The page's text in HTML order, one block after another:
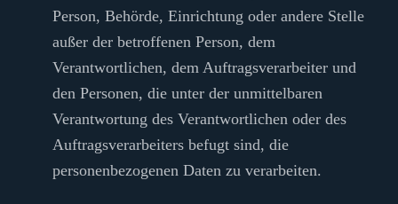
Person, Behörde, Einrichtung oder andere Stelle
außer der betroffenen Person, dem
Verantwortlichen, dem Auftragsverarbeiter und
den Personen, die unter der unmittelbaren
Verantwortung des Verantwortlichen oder des
Auftragsverarbeiters befugt sind, die
personenbezogenen Daten zu verarbeiten.